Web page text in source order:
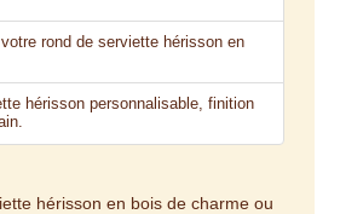
rond de serviette hérisson en
hérisson personnalisable, finition
hérisson en bois de charme ou